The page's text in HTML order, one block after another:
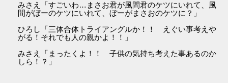
みさえ「すごいわ…まさお君が風間君のケツにいれて、風
間がぼーのケツにいれて、ぼーがまさおのケツに？」
ひろし「三体合体トライアングルか！！ えぐい事考えや
がる！それでも人の親かよ！！」
みさえ「まったくよ！！ 子供の気持ち考えた事あるのか
しら！？」